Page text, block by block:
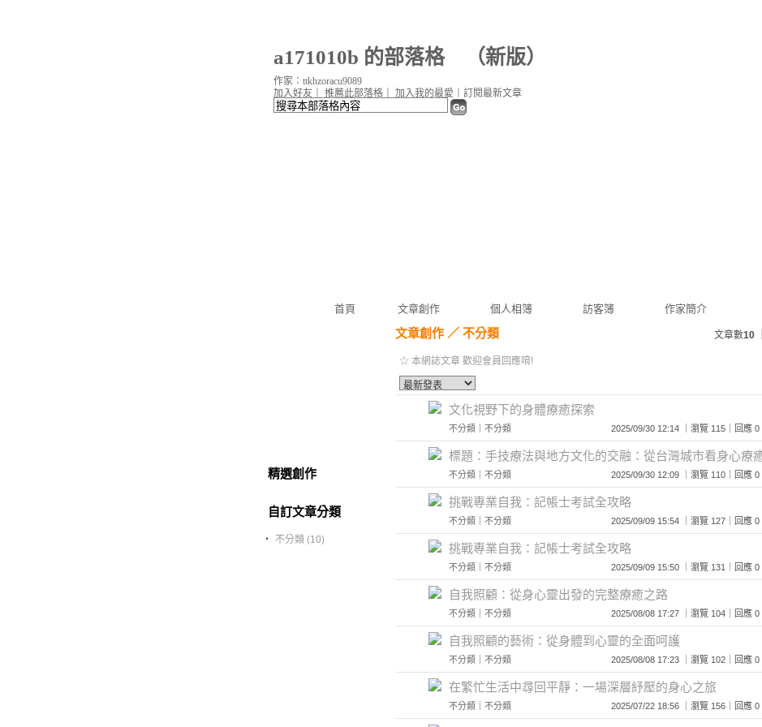
a171010b 的部落格（新版）
首頁 文章創作 個人相簿 訪客簿 作家簡介
加入好友 推薦此部落格 加入我的最愛 訂閱最新文章
作家：ttkhzoracu9089
精選創作
自訂文章分類
‧ 不分類 (10)
文章創作 ／ 不分類 文章數10
☆ 本網誌文章 歡迎會員回應唷!
文化視野下的身體療癒探索
不分類 不分類 2025/09/30 12:14 ｜瀏覽 115｜回應
標題：手技療法與地方文化的交融：從台灣城市看身心療
不分類 不分類 2025/09/30 12:09 ｜瀏覽 110｜回應
挑戰專業自我：記帳士考試全攻略
不分類 不分類 2025/09/09 15:54 ｜瀏覽 127｜回應
挑戰專業自我：記帳士考試全攻略
不分類 不分類 2025/09/09 15:50 ｜瀏覽 131｜回應
自我照顧：從身心靈出發的完整療癒之路
不分類 不分類 2025/08/08 17:27 ｜瀏覽 104｜回應
自我照顧的藝術：從身體到心靈的全面呵護
不分類 不分類 2025/08/08 17:23 ｜瀏覽 102｜回應
在繁忙生活中尋回平靜：一場深層紓壓的身心之旅
不分類 不分類 2025/07/22 18:56 ｜瀏覽 156｜回應